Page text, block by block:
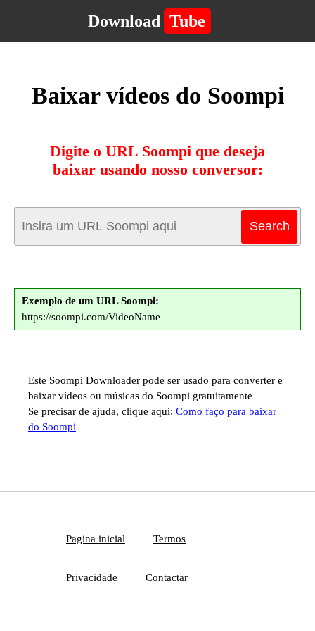
Download Tube
Baixar vídeos do Soompi
Digite o URL Soompi que deseja
baixar usando nosso conversor:
Exemplo de um URL Soompi:
https://soompi.com/VideoName
Este Soompi Downloader pode ser usado para converter e
baixar vídeos ou músicas do Soompi gratuitamente
Se precisar de ajuda, clique aqui: Como faço para baixar
do Soompi
Pagina inicial Termos
Privacidade Contactar